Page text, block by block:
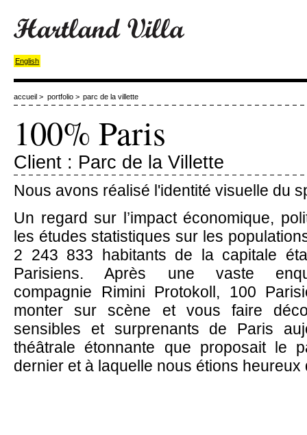
English
accueil > portfolio> parc de la villette
100% Paris
Client : Parc de la Villette
Nous avons réalisé l'identité visuelle du
Un regard sur l’impact économique,
les études statistiques sur les
2 243 833 habitants de la capitale
Parisiens. Après une vaste
compagnie Rimini Protokoll, 100
monter sur scène et vous faire
sensibles et surprenants de Paris
théâtrale étonnante que proposait le
dernier et à laquelle nous étions heureux